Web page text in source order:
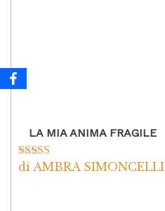
LA MIA ANIMA FRAGILE
Valutato5su
di AMBRA SIMONCELLI